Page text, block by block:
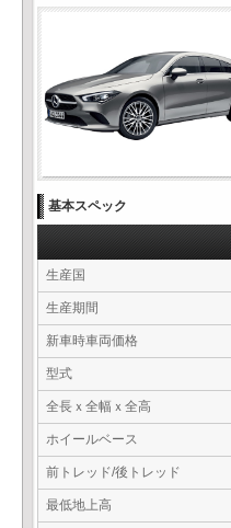
基本スペック
生産国
生産期間
新車時車両価格
型式
全長ｘ全幅ｘ全高
ホイールベース
前トレッド/後トレッド
最低地上高